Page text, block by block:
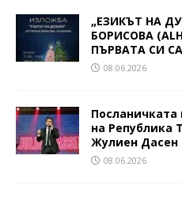
„ЕЗИКЪТ НА
БОРИСОВА
ПЪРВАТА СИ
08.06.2026
на Република
Жулиен Дасен
08.06.2026